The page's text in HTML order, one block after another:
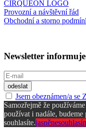
CIRQUEON LOGO
Provozní a návštěvní řád
Obchodní a storno
Newsletter
Jsem obeznámen/a se
Samozřejmě že
používat i nadále, budeme
souhlasíte.jasně